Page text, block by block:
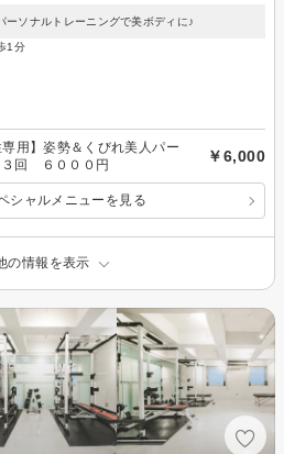
ーソナルトレーニングで美ボディに♪
1分
用】姿勢＆くびれ美人パー
３回 ６０００円
￥6,000
シャルメニューを見る
の情報を表示